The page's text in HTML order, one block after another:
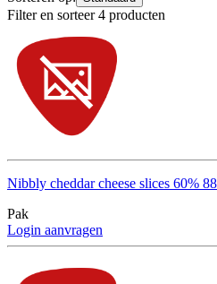
Filter en sorteer 4 producten
Nibbly cheddar cheese slices 60%
Pak
Login aanvragen